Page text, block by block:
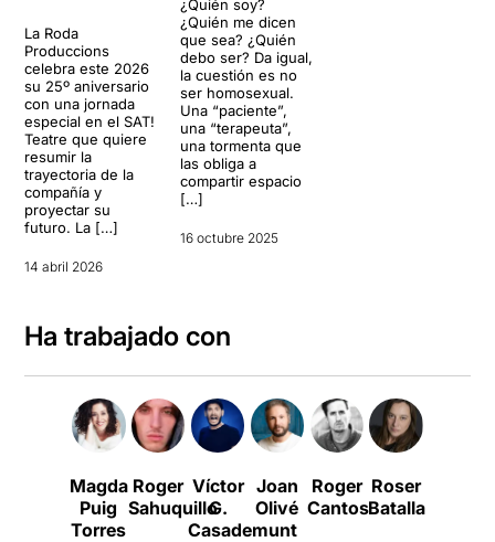
La Roda
Produccions
celebra este 2026
su 25º aniversario
con una jornada
especial en el SAT!
Teatre que quiere
resumir la
trayectoria de la
compañía y
proyectar su
futuro. La […]
14 abril 2026
¿Quién soy?
¿Quién me dicen
que sea? ¿Quién
debo ser? Da igual,
la cuestión es no
ser homosexual.
Una “paciente”,
una “terapeuta”,
una tormenta que
las obliga a
compartir espacio
[…]
16 octubre 2025
Ha trabajado con
Magda
Puig
Torres
Roger
Sahuquillo
Víctor
G.
Casademunt
Joan
Olivé
Roger
Cantos
Roser
Batalla